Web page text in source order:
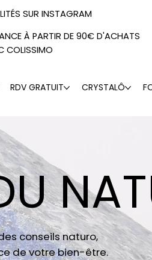
SUR INSTAGRAM
RDV GRATUIT CRYSTALÔ
À PARTIR DE 90€ D'ACHATS
COLISSIMO
conseils naturo,
de votre bien-être.